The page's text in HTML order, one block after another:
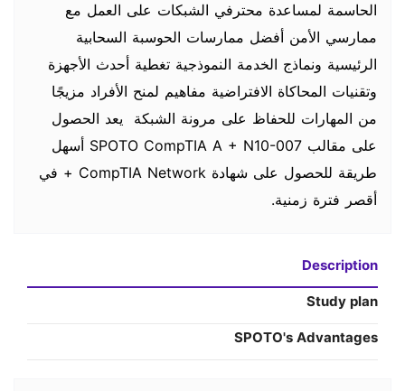
الحاسمة لمساعدة محترفي الشبكات على العمل مع
ممارسي الأمن أفضل ممارسات الحوسبة السحابية
الرئيسية ونماذج الخدمة النموذجية تغطية أحدث الأجهزة
وتقنيات المحاكاة الافتراضية مفاهيم لمنح الأفراد مزيجًا
من المهارات للحفاظ على مرونة الشبكة يعد الحصول
على مقالب SPOTO CompTIA A + N10-007 أسهل
طريقة للحصول على شهادة CompTIA Network + في
أقصر فترة زمنية.
Description
Study plan
SPOTO's Advantages